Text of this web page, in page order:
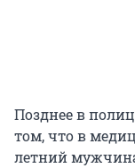
Позднее в
том, что в
летний